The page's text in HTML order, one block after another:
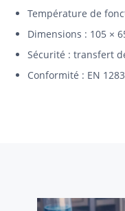
Température de
Dimensions : 105 ×
Sécurité : transfert
Conformité : EN